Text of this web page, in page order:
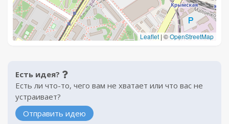
Leaflet |©OpenStreetMap
Есть идея?
Есть ли что-то, чего вам не хватает или что вас не
устраивает?
Отправить идею